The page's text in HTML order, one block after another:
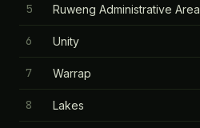
5 Ruweng Administrative Area
6 Unity
7 Warrap
8 Lakes